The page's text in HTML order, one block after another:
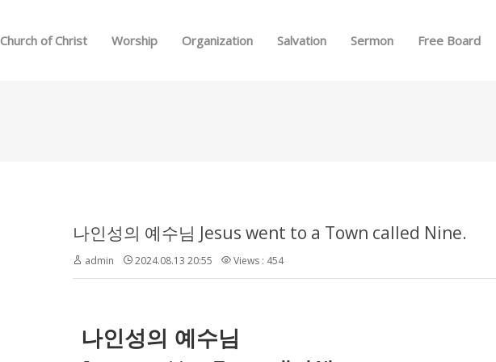
Church of Christ Worship Organization Salvation Sermon Free Board
나인성의 예수님 Jesus went to a Town called Nine.
admin 2024.08.13 20:55 Views : 454
나인성의 예수님